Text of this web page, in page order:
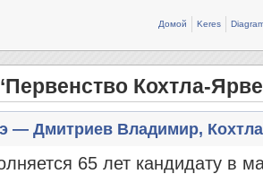
Домой Keres
Кохтла-
— Дмитриев Владимир,
65 лет кандидату в